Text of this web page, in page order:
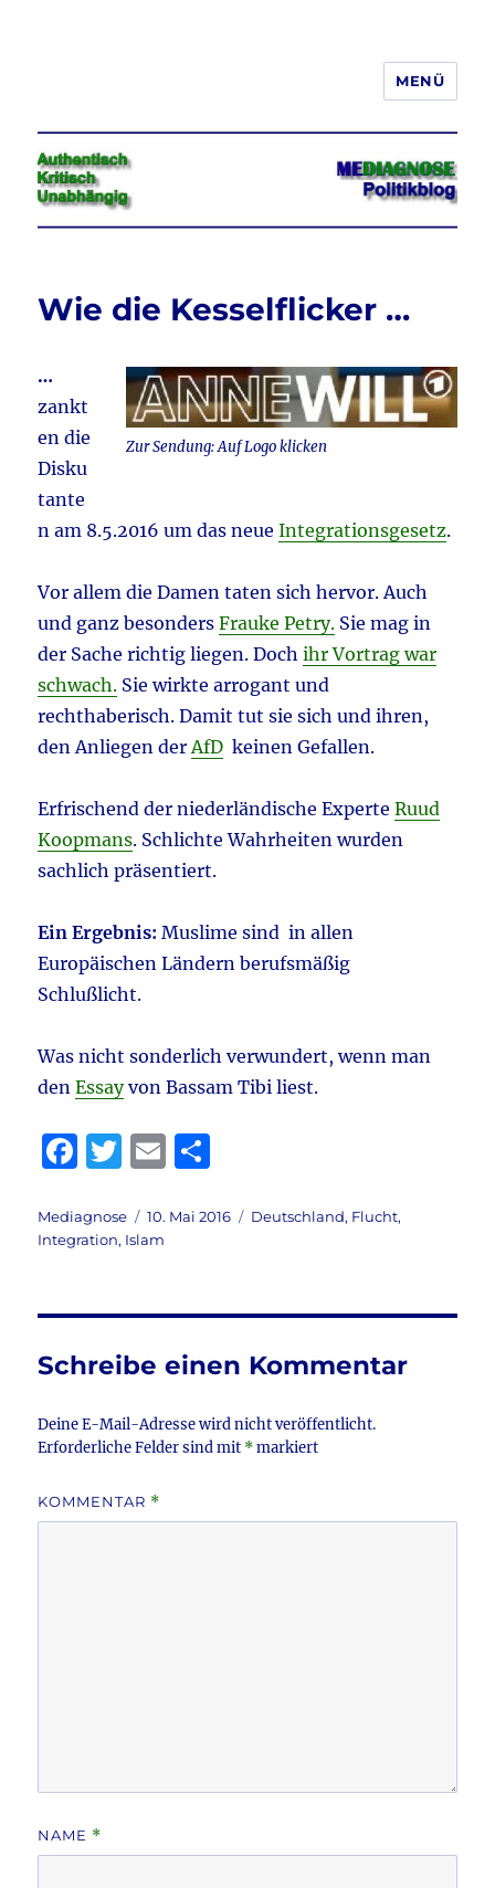
Jeder hat das Recht, seine
Meinung in Wort, Schrift und Bild
frei zu äußern und zu verbreiten
MENÜ
Wie die Kesselflicker …
Zur Sendung: Auf Logo klicken
…
zankt
en die
Disku
tante
n am 8.5.2016 um das neueIntegrationsgesetz.
Vor allem die Damen taten sich hervor. Auch
und ganz besondersFrauke Petry. Sie mag in
der Sache richtig liegen. Dochihr Vortrag war
schwach. Sie wirkte arrogant und
rechthaberisch. Damit tut sie sich und ihren,
den Anliegen derAfD keinen Gefallen.
Erfrischend der niederländische ExperteRuud
Koopmans. Schlichte Wahrheiten wurden
sachlich präsentiert.
Ein Ergebnis: Muslime sind in allen
Europäischen Ländern berufsmäßig
Schlußlicht.
Was nicht sonderlich verwundert, wenn man
denEssayvon Bassam Tibi liest.
F
c
e
o
o
T
it
te
E
ai le
Autor
Mediagnose
Veröffentlicht
am
10. Mai 2016 Kategorien
Deutschland, Flucht,
Integration, Islam
Schreibe einen Kommentar
Deine E-Mail-Adresse wird nicht veröffentlicht.
Erforderliche Felder sind mit *markiert
KOMMENTAR *
NAME *